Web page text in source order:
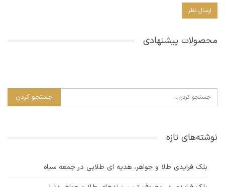
محصولات پیشنهادی
نوشته‌های تازه
بلک فرایدی طلا و جواهر، هدیه ای طلایی در جمعه سیاه